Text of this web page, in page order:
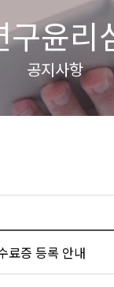
윤리
공지사항
료증 등록 안내